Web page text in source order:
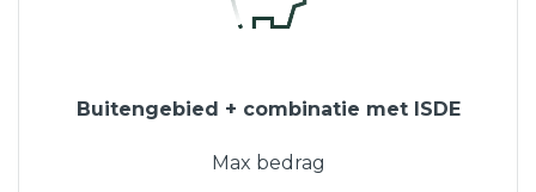
Buitengebied + combinatie met ISDE
Max bedrag